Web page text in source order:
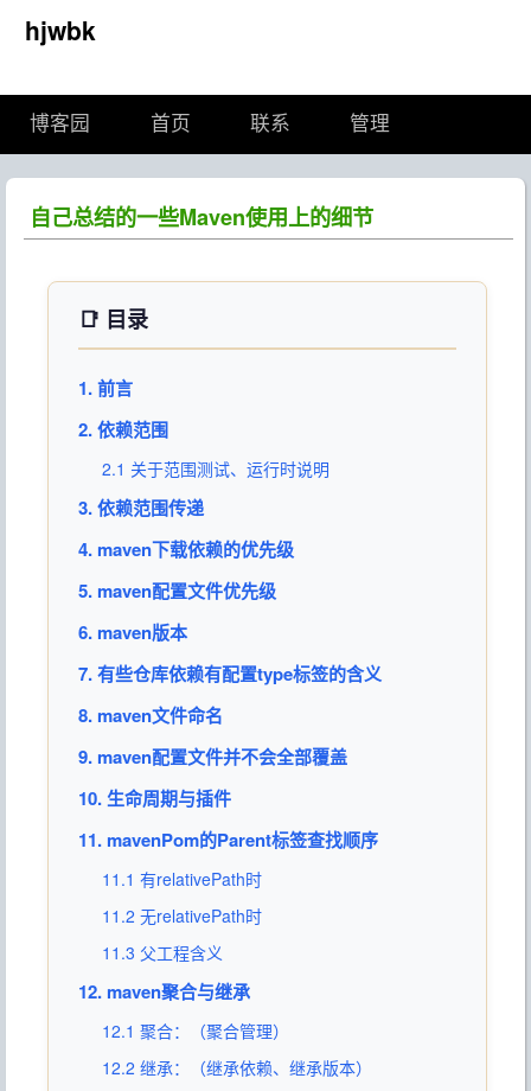
hjwbk
博客园 首页 联系 管理
自己总结的一些Maven使用上的细节
📑 目录
1. 前言
2. 依赖范围
2.1 关于范围测试、运行时说明
3. 依赖范围传递
4. maven下载依赖的优先级
5. maven配置文件优先级
6. maven版本
7. 有些仓库依赖有配置type标签的含义
8. maven文件命名
9. maven配置文件并不会全部覆盖
10. 生命周期与插件
11. mavenPom的Parent标签查找顺序
11.1 有relativePath时
11.2 无relativePath时
11.3 父工程含义
12. maven聚合与继承
12.1 聚合：（聚合管理）
12.2 继承：（继承依赖、继承版本）